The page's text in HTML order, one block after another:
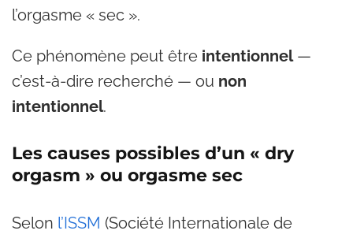
l’orgasme « sec ».
Ce phénomène peut être intentionnel—
c’est-à-dire recherché — ou non
intentionnel.
Les causes possibles d’un « dry
orgasm » ou orgasme sec
Selon l’ISSM (Société Internationale de